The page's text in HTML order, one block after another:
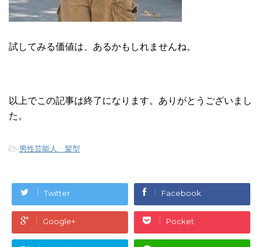
試してみる価値は、あるかもしれませんね。
以上でこの記事は終了になります。ありがとうございまし
た。
-男性芸能人 髪型
Twitter Facebook
Google+ Pocket